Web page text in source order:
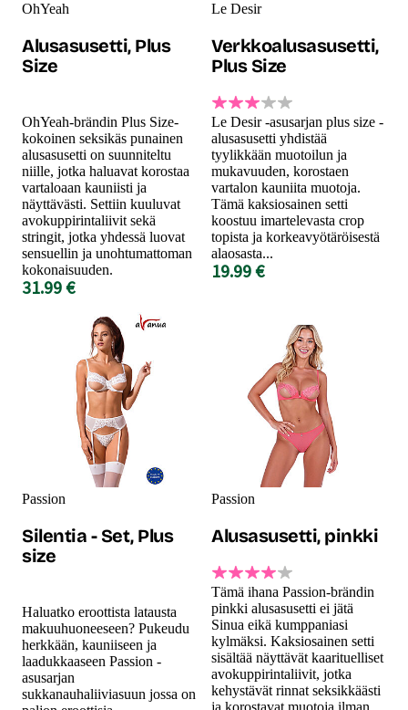
OhYeah
Alusasusetti, Plus
Size
OhYeah-brändin Plus Size-
kokoinen seksikäs punainen
alusasusetti on suunniteltu
niille, jotka haluavat korostaa
vartaloaan kauniisti ja
näyttävästi. Settiin kuuluvat
avokuppirintaliivit sekä
stringit, jotka yhdessä luovat
sensuellin ja unohtumattoman
kokonaisuuden.
31.99 €
Le Desir
Verkkoalusasusetti,
Plus Size
Le Desir -asusarjan plus size -
alusasusetti yhdistää
tyylikkään muotoilun ja
mukavuuden, korostaen
vartalon kauniita muotoja.
Tämä kaksiosainen setti
koostuu imartelevasta crop
topista ja korkeavyötäröisestä
alaosasta...
19.99 €
Passion
Silentia - Set, Plus
size
Haluatko eroottista latausta
makuuhuoneeseen? Pukeudu
herkkään, kauniiseen ja
laadukkaaseen Passion -
asusarjan
sukkanauhaliiviasuun jossa on
Passion
Alusasusetti, pinkki
Tämä ihana Passion-brändin
pinkki alusasusetti ei jätä
Sinua eikä kumppaniasi
kylmäksi. Kaksiosainen setti
sisältää näyttävät kaarituelliset
avokuppirintaliivit, jotka
kehystävät rinnat seksikkäästi